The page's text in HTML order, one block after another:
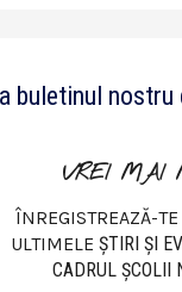
buletinul
VREI MAI
ÎNREGISTREAZĂ-
ULTIMELE ŞTIRI ŞI
CADRUL ŞCOLII